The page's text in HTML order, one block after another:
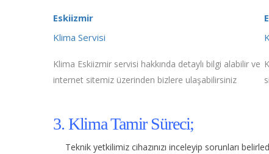
Eskiizmir
Klima Servisi
Klima Eskiizmir servisi hakkında detaylı bilgi alabilir ve
internet sitemiz üzerinden bizlere ulaşabilirsiniz
3. Klima Tamir Süreci;
Teknik yetkilimiz cihazınızı inceleyip sorunları